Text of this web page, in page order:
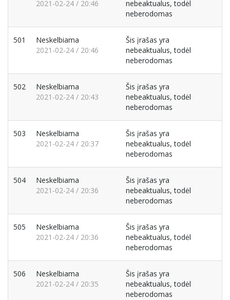
2021-02-24 / 20:46
nebeaktualus, todėl
neberodomas
501
Neskelbiama
2021-02-24 / 20:46
Šis įrašas yra
nebeaktualus, todėl
neberodomas
502
Neskelbiama
2021-02-24 / 20:43
Šis įrašas yra
nebeaktualus, todėl
neberodomas
503
Neskelbiama
2021-02-24 / 20:37
Šis įrašas yra
nebeaktualus, todėl
neberodomas
504
Neskelbiama
2021-02-24 / 20:36
Šis įrašas yra
nebeaktualus, todėl
neberodomas
505
Neskelbiama
2021-02-24 / 20:36
Šis įrašas yra
nebeaktualus, todėl
neberodomas
506
Neskelbiama
2021-02-24 / 20:35
Šis įrašas yra
nebeaktualus, todėl
neberodomas